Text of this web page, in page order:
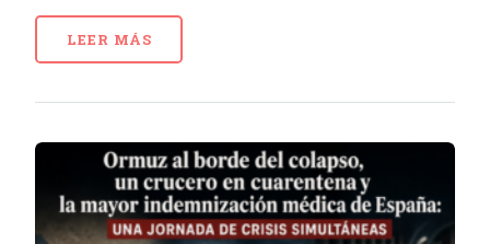
LEER MÁS